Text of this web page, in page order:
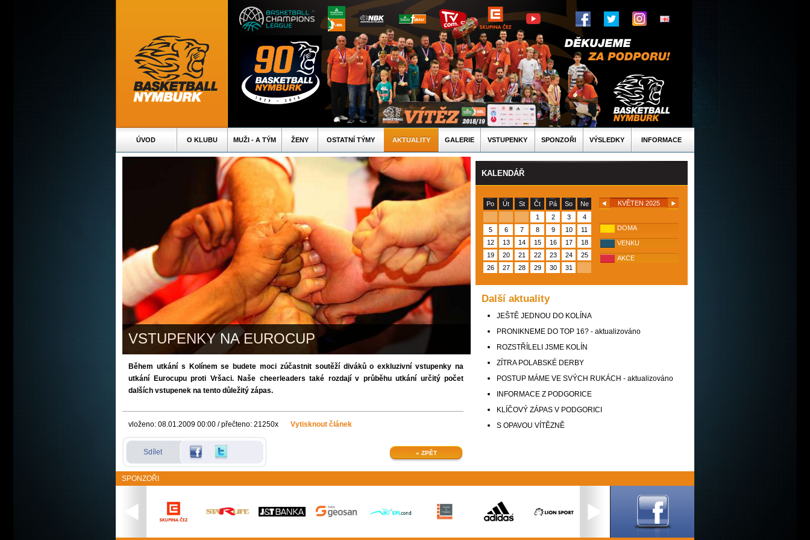
ÚVOD O KLUBU MUŽI - A TÝM ŽENY OSTATNÍ TÝMY AKTUALITY GALERIE VSTUPENKY SPONZOŘI VÝSLEDKY INFORMACE
VSTUPENKY NA EUROCUP
Během utkání s Kolínem se budete moci zúčastnit soutěží diváků o exkluzivní vstupenky na
utkání Eurocupu proti Vršaci. Naše cheerleaders také rozdají v průběhu utkání určitý počet
dalších vstupenek na tento důležitý zápas.
vloženo: 08.01.2009 00:00 / přečteno: 21250x Vytisknout článek
« ZPĚT
Sdílet
KALENDÁŘ
KVĚTEN 2025
DOMA
VENKU
AKCE
Po Út St Čt Pá So
Ne
1
2 3
4
5
6 7 8 9 10
11
12
13 14 15 16 17
18
19
20 21 22 23 24
25
26
27 28 29 30 31
Další aktuality
JEŠTĚ JEDNOU DO KOLÍNA
PRONIKNEME DO TOP 16? - aktualizováno
ROZSTŘÍLELI JSME KOLÍN
ZÍTRA POLABSKÉ DERBY
POSTUP MÁME VE SVÝCH RUKÁCH - aktualizováno
INFORMACE Z PODGORICE
KLÍČOVÝ ZÁPAS V PODGORICI
S OPAVOU VÍTĚZNĚ
SPONZOŘI